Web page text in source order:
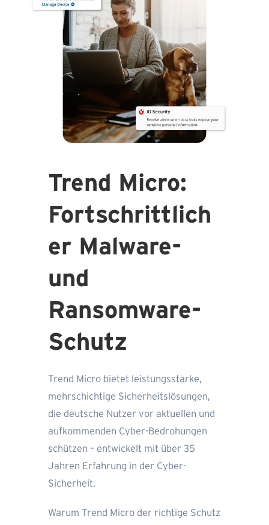
Trend Micro:
Fortschrittlich
er Malware-
und
Ransomware-
Schutz
Trend Micro bietet leistungsstarke,
mehrschichtige Sicherheitslösungen,
die deutsche Nutzer vor aktuellen und
aufkommenden Cyber-Bedrohungen
schützen – entwickelt mit über 35
Jahren Erfahrung in der Cyber-
Sicherheit.
Warum Trend Micro der richtige Schutz